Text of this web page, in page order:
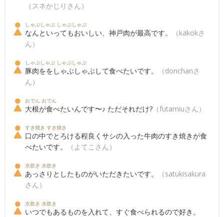
（スネかじりさん）
しゃぶしゃぶ しゃぶしゃぶ
なんといってもおいしい、神戸肉が最高です。
（kakokさ
ん）
しゃぶしゃぶ しゃぶしゃぶ
豚肉ををしゃぶしゃぶして食べたいです。
（donchanさ
ん）
おでん おでん
大根が食べたいんです〜♪ ただそれだけ? （futamiuさん）
すき焼き すき焼き
口の中でとろける程良くサシの入った牛肉のすき焼きが食
べたいです。
（よてこさん）
水炊き 水炊き
あっさりとしたものがいただきたいです。
（satukisakura
さん）
水炊き 水炊き
いつでもあるものを入れて、すぐ食べられるので好き。